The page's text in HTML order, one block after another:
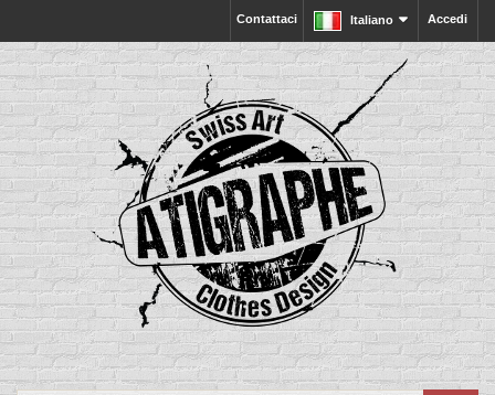
Accedi
Italiano
Contattaci